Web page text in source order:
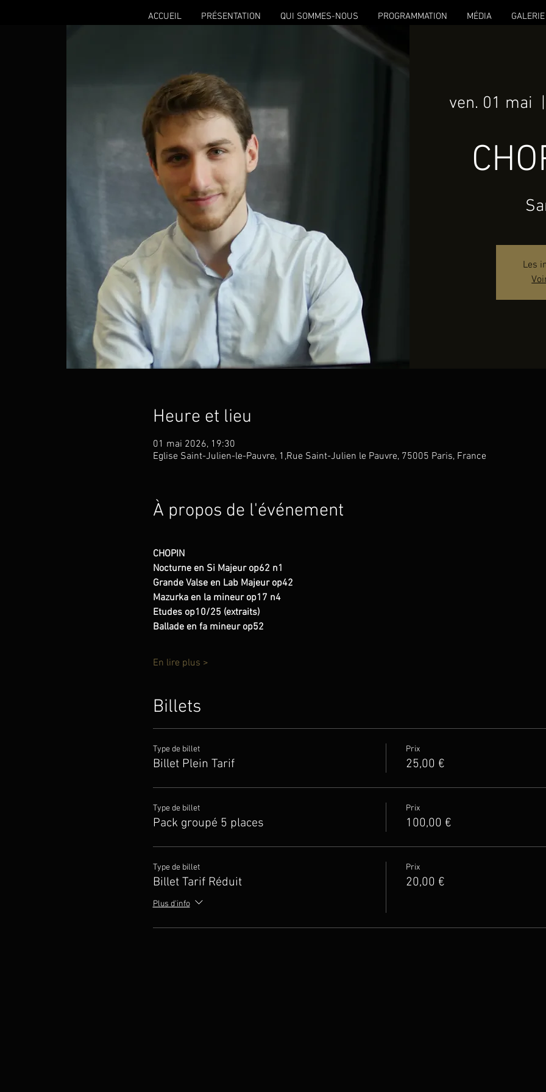
ACCUEIL PRÉSENTATION QUI SOMMES-NOUS PROGRAMMATION MÉDIA GALERIE
ven. 01 mai
  |
Les
Heure et lieu
01 mai 2026, 19:30
Eglise Saint-Julien-le-Pauvre, 1,Rue Saint-Julien le Pauvre, 75005 Paris, France
À propos de l'événement
CHOPIN
Nocturne en Si Majeur op62 n1
Grande Valse en Lab Majeur op42
Mazurka en la mineur op17 n4
Etudes op10/25 (extraits)
Ballade en fa mineur op52
En lire plus >
Billets
Type de billet
Billet Plein Tarif
Prix
25,00 €
Type de billet
Pack groupé 5 places
Prix
100,00 €
Type de billet
Billet Tarif Réduit
Plus d'info
Prix
20,00 €